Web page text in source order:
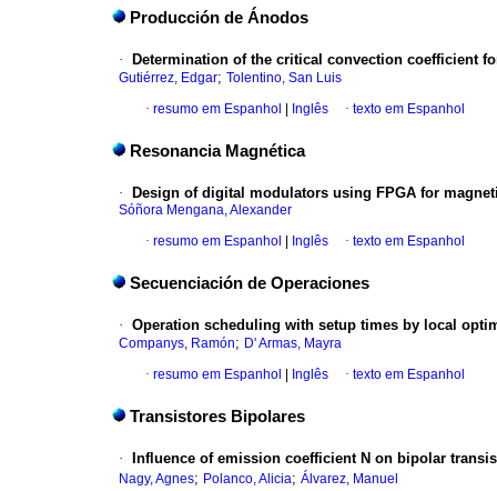
Producción de Ánodos
· Determination of the critical convection coefficient
Gutiérrez, Edgar; Tolentino, San Luis
· resumo em Espanhol Inglês · texto em Espanhol
Resonancia Magnética
· Design of digital modulators using FPGA for
Sóñora Mengana, Alexander
· resumo em Espanhol Inglês · texto em Espanhol
Secuenciación de Operaciones
· Operation scheduling with setup times by local
Companys, Ramón; D' Armas, Mayra
· resumo em Espanhol Inglês · texto em Espanhol
Transistores Bipolares
· Influence of emission coefficient N on bipolar
Nagy, Agnes; Polanco, Alicia; Álvarez, Manuel